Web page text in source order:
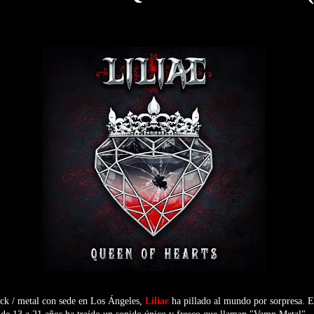
/ metal con sede en Los Ángeles, Liliac ha pillado al mundo por sorpresa.